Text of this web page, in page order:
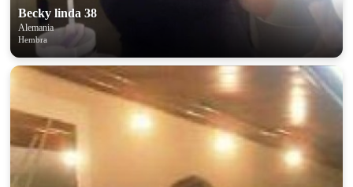
Becky linda 38
Alemania
Hembra